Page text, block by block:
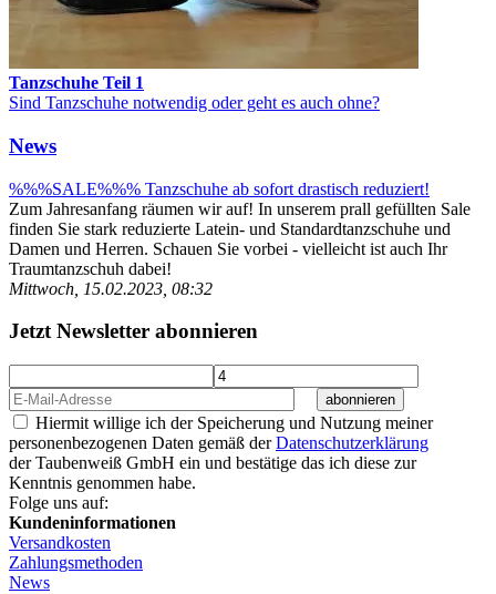
Tanzschuhe Teil 1
Sind Tanzschuhe notwendig oder geht es auch ohne?
News
%%%SALE%%% Tanzschuhe ab sofort drastisch reduziert!
Zum Jahresanfang räumen wir auf! In unserem prall gefüllten Sale
finden Sie stark reduzierte Latein- und Standardtanzschuhe und
Damen und Herren. Schauen Sie vorbei - vielleicht ist auch Ihr
Traumtanzschuh dabei!
Mittwoch, 15.02.2023, 08:32
Jetzt Newsletter abonnieren
abonnieren
Hiermit willige ich der Speicherung und Nutzung meiner
personenbezogenen Daten gemäß derDatenschutzerklärung
der Taubenweiß GmbH ein und bestätige das ich diese zur
Kenntnis genommen habe.
Folge uns auf:
Kundeninformationen
Versandkosten
Zahlungsmethoden
News